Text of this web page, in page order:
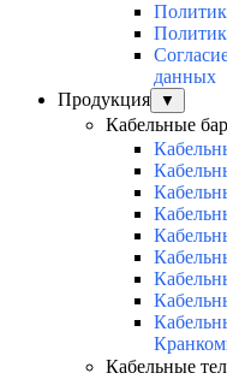
данных
Продукция
▼
Кабельные
Кабельные